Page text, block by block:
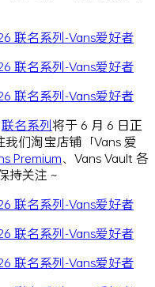
联名系列将于 6 月 6 日正
们淘宝店铺「Vans 爱
Premium、Vans Vault 各
持关注 ~